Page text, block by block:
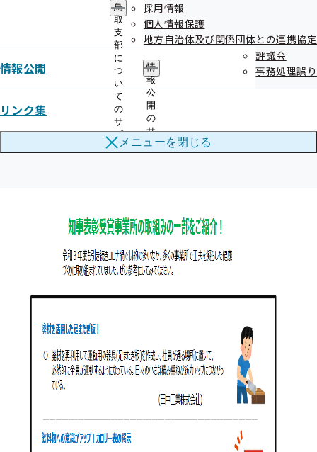
鳥
取
支
部
に
つ
い
て
の
サ
ブ
メ
採用情報
個人情報保護
地方自治体及び関係団体との連携協定
情報公開
情
報
公
開
の
サ
ブ
メ
評議会
事務処理誤り
リンク集
メニューを閉じる
受賞事業所の取組み紹介